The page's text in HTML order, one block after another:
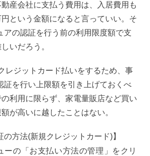
産会社に支払う費用は、入居費用も
という金額になると言っていい。そ
アの認証を行う前の利用限度額で支
いだろう。
レジットカード払いをするため、事
証を行い上限額を引き上げておくべ
利用に限らず、家電量販店など買い
が高いに越したことはない。
の方法(新規クレジットカード)】
ーの「お支払い方法の管理」をクリ